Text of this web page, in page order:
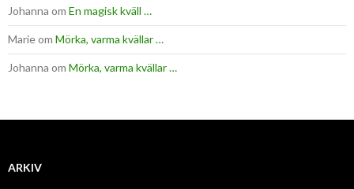
Johanna om En magisk kväll …
Marieom Mörka, varma kvällar …
Johanna om Mörka, varma kvällar …
ARKIV